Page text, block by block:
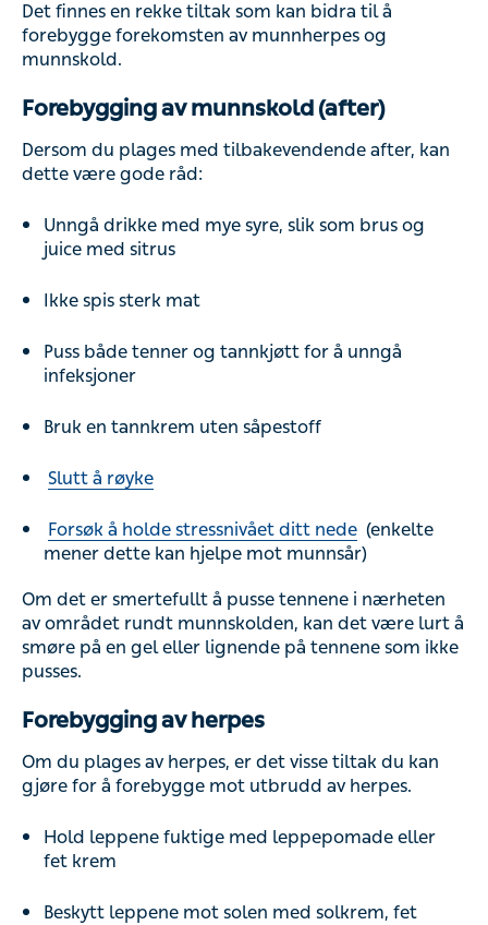
Det finnes en rekke tiltak som kan bidra til å
forebygge forekomsten av munnherpes og
munnskold.
Forebygging av munnskold (after)
Dersom du plages med tilbakevendende after, kan
dette være gode råd:
Unngå drikke med mye syre, slik som brus og
juice med sitrus
Ikke spis sterk mat
Puss både tenner og tannkjøtt for å unngå
infeksjoner
Bruk en tannkrem uten såpestoff
Slutt å røyke
Forsøk å holde stressnivået ditt nede (enkelte
mener dette kan hjelpe mot munnsår)
Om det er smertefullt å pusse tennene i nærheten
av området rundt munnskolden, kan det være lurt å
smøre på en gel eller lignende på tennene som ikke
pusses.
Forebygging av herpes
Om du plages av herpes, er det visse tiltak du kan
gjøre for å forebygge mot utbrudd av herpes.
Hold leppene fuktige med leppepomade eller
fet krem
Beskytt leppene mot solen med solkrem, fet